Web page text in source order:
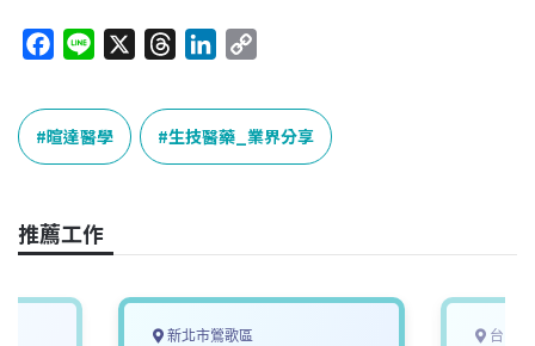
c
e
b
o
k
n
e
r
e
a
n
k
e
n
p
y
L
k
暄達醫學 生技醫藥_業界分享
推薦工作
新北市鶯歌區 台中